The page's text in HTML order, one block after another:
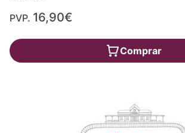
PVP. 16,90€
Comprar